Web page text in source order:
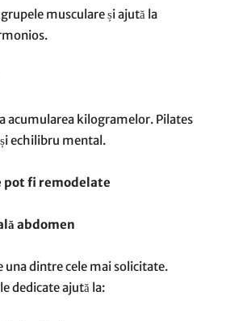
musculare și ajută la
acumularea kilogramelor. Pilates
echilibru mental.
pot fi remodelate
abdomen
una dintre cele mai solicitate.
dedicate ajută la: